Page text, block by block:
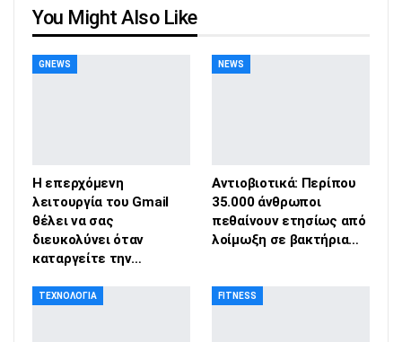
You Might Also Like
GNEWS
Η επερχόμενη
λειτουργία του Gmail
θέλει να σας
διευκολύνει όταν
καταργείτε την…
NEWS
Αντιοβιοτικά: Περίπου
35.000 άνθρωποι
πεθαίνουν ετησίως από
λοίμωξη σε βακτήρια…
ΤΕΧΝΟΛΟΓΊΑ FITNESS